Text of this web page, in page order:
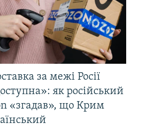
за межі Росії
як російський
«згадав», що Крим